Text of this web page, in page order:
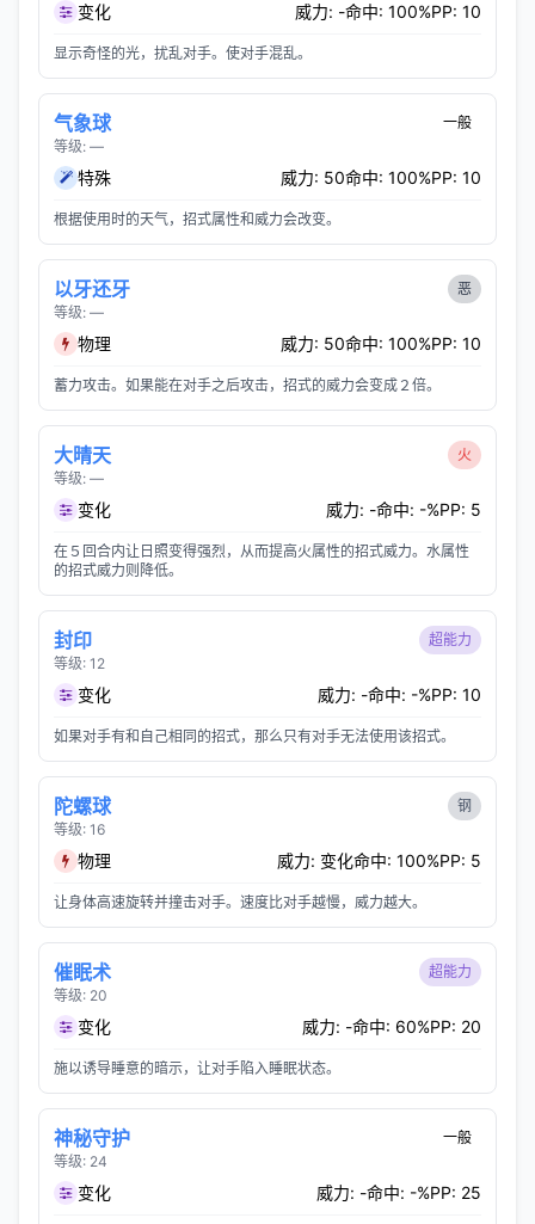
变化 威力: -命中: 100%PP: 10
显示奇怪的光，扰乱对手。使对手混乱。
气象球
等级: —
一般
特殊 威力: 50命中: 100%PP: 10
根据使用时的天气，招式属性和威力会改变。
以牙还牙
等级: —
恶
物理 威力: 50命中: 100%PP: 10
蓄力攻击。如果能在对手之后攻击，招式的威力会变成２倍。
大晴天
等级: —
火
变化 威力: -命中: -%PP: 5
在５回合内让日照变得强烈，从而提高火属性的招式威力。水属性
的招式威力则降低。
封印
等级: 12
超能力
变化 威力: -命中: -%PP: 10
如果对手有和自己相同的招式，那么只有对手无法使用该招式。
陀螺球
等级: 16
钢
物理 威力: 变化命中: 100%PP: 5
让身体高速旋转并撞击对手。速度比对手越慢，威力越大。
催眠术
等级: 20
超能力
变化 威力: -命中: 60%PP: 20
施以诱导睡意的暗示，让对手陷入睡眠状态。
神秘守护
等级: 24
一般
变化 威力: -命中: -%PP: 25